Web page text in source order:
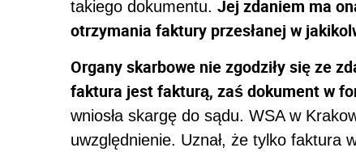
takiego dokumentu. Jej zdaniem ma
otrzymania faktury przesłanej w
Organy skarbowe nie zgodziły się ze
faktura jest fakturą, zaś dokument w
wniosła skargę do sądu. WSA w
uwzględnienie. Uznał, że tylko faktura